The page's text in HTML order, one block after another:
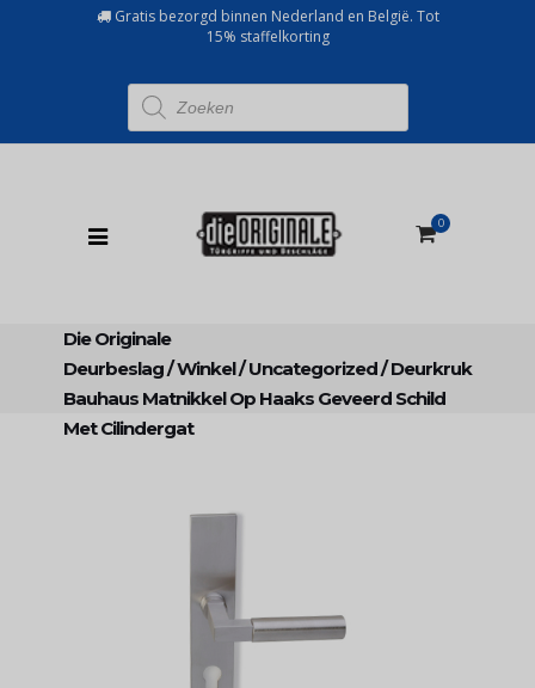
Gratis bezorgd binnen Nederland en België. Tot
15% staffelkorting
Producten
zoeken
0
Die Originale
Deurbeslag/Winkel/Uncategorized/Deurkruk
Bauhaus Matnikkel Op Haaks Geveerd Schild
Met Cilindergat